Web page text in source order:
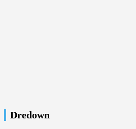
Dredown